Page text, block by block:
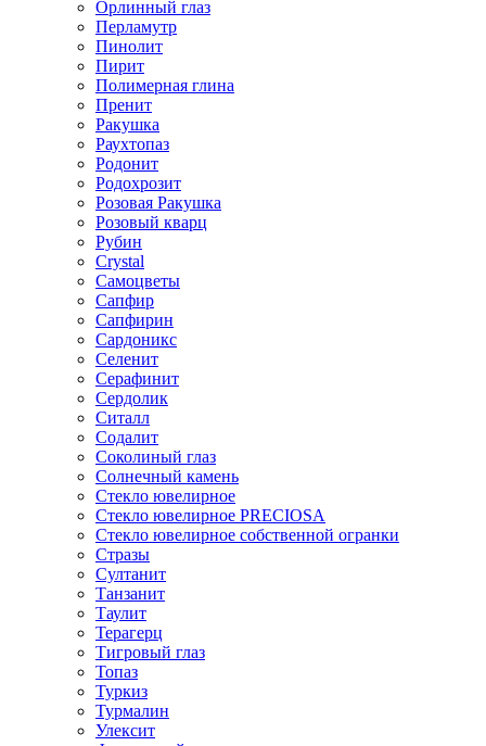
Орлинный глаз
Перламутр
Пинолит
Пирит
Полимерная глина
Пренит
Ракушка
Раухтопаз
Родонит
Родохрозит
Розовая Ракушка
Розовый кварц
Рубин
Сrystal
Самоцветы
Сапфир
Сапфирин
Сардоникс
Селенит
Серафинит
Сердолик
Ситалл
Содалит
Соколиный глаз
Солнечный камень
Стекло ювелирное
Стекло ювелирное PRECIOSA
Стекло ювелирное собственной огранки
Стразы
Султанит
Танзанит
Таулит
Терагерц
Тигровый глаз
Топаз
Туркиз
Турмалин
Улексит